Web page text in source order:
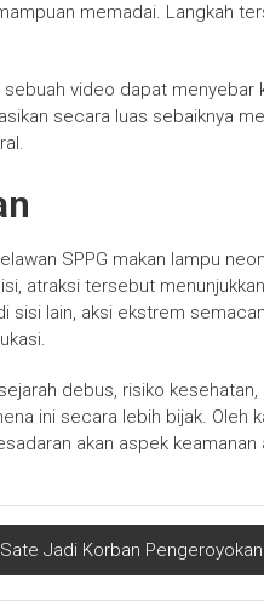
memadai. Langkah
sebuah video dapat
secara luas sebaiknya
SPPG makan lampu
atraksi tersebut
sisi lain, aksi ekstrem
debus, risiko
ini secara lebih bijak. Oleh
akan aspek
Jadi Korban